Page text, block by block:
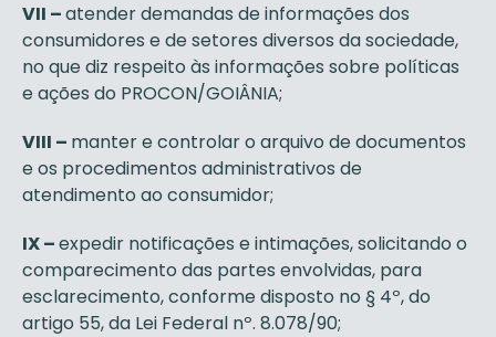
VII –atender demandas de informações dos
consumidores e de setores diversos da sociedade,
no que diz respeito às informações sobre políticas
e ações do PROCON/GOIÂNIA;
VIII – manter e controlar o arquivo de documentos
e os procedimentos administrativos de
atendimento ao consumidor;
IX –expedir notificações e intimações, solicitando o
comparecimento das partes envolvidas, para
esclarecimento, conforme disposto no § 4º, do
artigo 55, da Lei Federal nº. 8.078/90;